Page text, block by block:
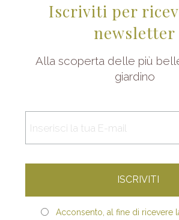
Iscriviti per
newsletter
Alla scoperta delle più
giardino
Acconsento, al fine di ricevere